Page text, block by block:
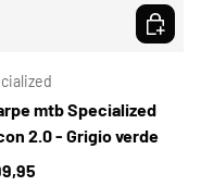
mtb Specialized
2.0 - Grigio verde
normale
SCEGLI